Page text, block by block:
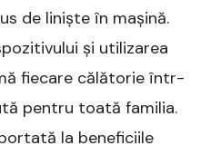
de liniște în mașină.
și utilizarea
fiecare călătorie într-
pentru toată familia.
la beneficiile